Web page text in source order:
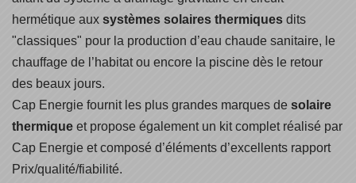
hermétique aux systèmes solaires thermiques dits
"classiques" pour la production d’eau chaude sanitaire, le
chauffage de l’habitat ou encore la piscine dès le retour
des beaux jours.
Cap Energie fournit les plus grandes marques de solaire
thermique et propose également un kit complet réalisé par
Cap Energie et composé d’éléments d’excellents rapport
Prix/qualité/fiabilité.